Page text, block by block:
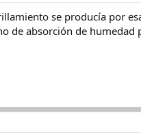
se producía por
de absorción de humedad